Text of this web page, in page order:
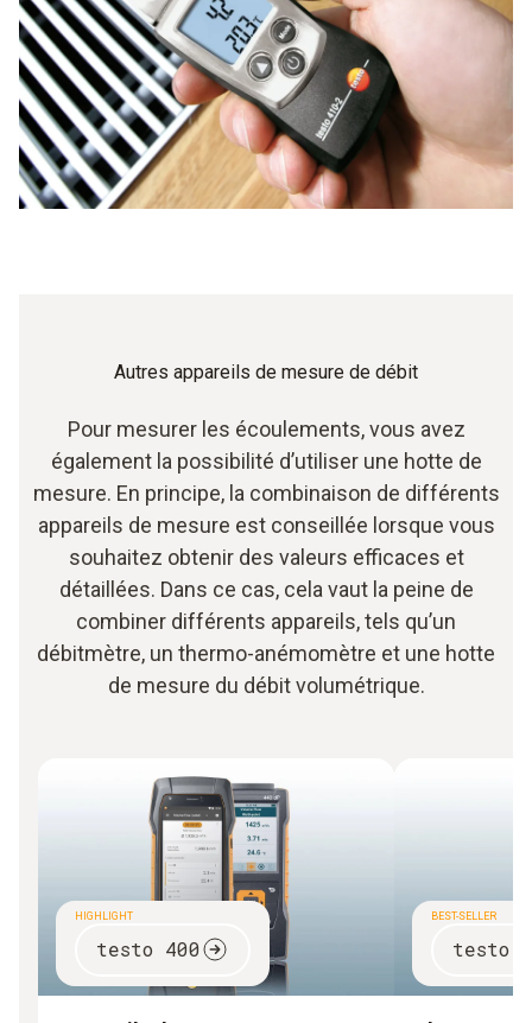
Autres appareils de mesure de débit
Pour mesurer les écoulements, vous avez
également la possibilité d’utiliser une hotte de
mesure. En principe, la combinaison de différents
appareils de mesure est conseillée lorsque vous
souhaitez obtenir des valeurs efficaces et
détaillées. Dans ce cas, cela vaut la peine de
combiner différents appareils, tels qu’un
débitmètre, un thermo-anémomètre et une hotte
de mesure du débit volumétrique.
HIGHLIGHT
testo 400
BEST-SELLER
testo